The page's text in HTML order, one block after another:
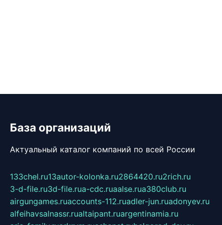
База организаций
Актуальный каталог компаний по всей России
133chel.ru13autor-kolonka.ru2864420.ru2rich.ru
3-d-file.ru3d-file.rua-cdc.ruaalse.rua380club.ru
airgungames.ruaccounts-112.ruadler-jun.ruadonyev.ru
alfeihavsalnassr.rualtaipant.ruargentinamia.ru